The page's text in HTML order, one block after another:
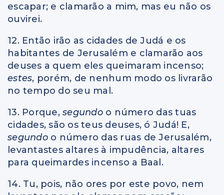
escapar; e clamarão a mim, mas eu não os
ouvirei.
12. Então irão as cidades de Judá e os
habitantes de Jerusalém e clamarão aos
deuses a quem eles queimaram incenso;
estes, porém, de nenhum modo os livrarão
no tempo do seu mal.
13. Porque, segundo o número das tuas
cidades, são os teus deuses, ó Judá! E,
segundo o número das ruas de Jerusalém,
levantastes altares à impudência, altares
para queimardes incenso a Baal.
14. Tu, pois, não ores por este povo, nem